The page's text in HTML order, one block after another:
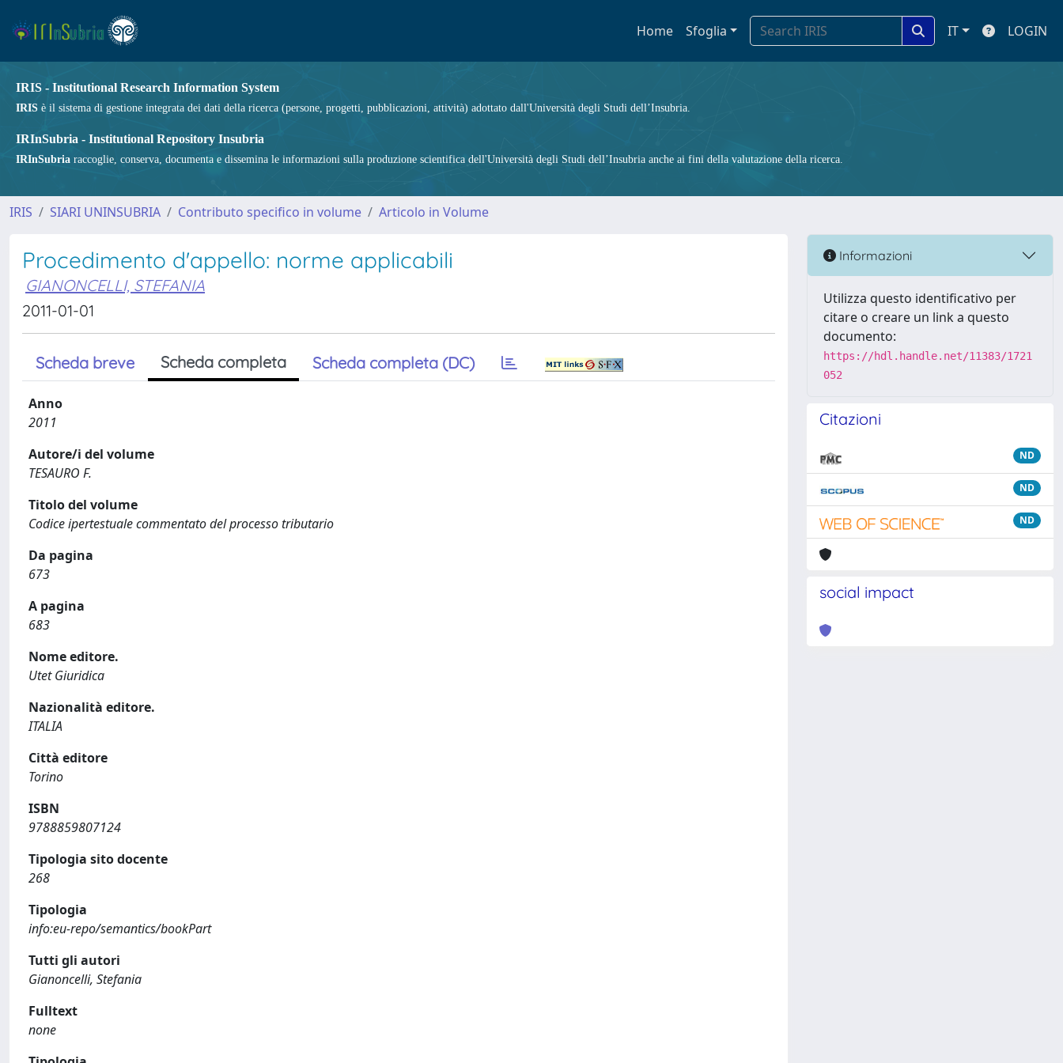
Home Sfoglia IT LOGIN
IRIS - Institutional Research Information System
IRIS è il sistema di gestione integrata dei dati della ricerca (persone, progetti, pubblicazioni, attività) adottato dall'Università degli Studi dell’Insubria.
IRInSubria - Institutional Repository Insubria
IRInSubria raccoglie, conserva, documenta e dissemina le informazioni sulla produzione scientifica dell'Università degli Studi dell’Insubria anche ai fini della valutazione della ricerca.
IRIS SIARI UNINSUBRIA Contributo specifico in volume Articolo in Volume
Procedimento d'appello: norme applicabili
GIANONCELLI, STEFANIA
2011-01-01
Scheda breve Scheda completa Scheda completa (DC)
Anno
2011
Autore/i del volume
TESAURO F.
Titolo del volume
Codice ipertestuale commentato del processo tributario
Da pagina
673
A pagina
683
Nome editore.
Utet Giuridica
Nazionalità editore.
ITALIA
Città editore
Torino
ISBN
9788859807124
Tipologia sito docente
268
Tipologia
info:eu-repo/semantics/bookPart
Tutti gli autori
Gianoncelli, Stefania
Fulltext
none
Informazioni
Utilizza questo identificativo per
citare o creare un link a questo
documento:
https://hdl.handle.net/11383/1721
052
Citazioni
ND
ND
ND
social impact